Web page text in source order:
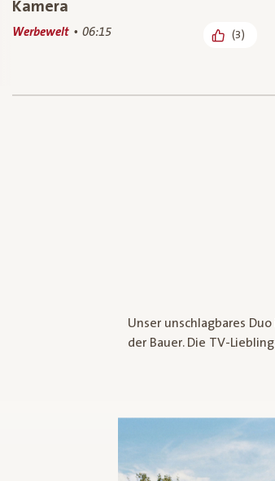
Kamera
Werbewelt 06:15 (3)
Unser unschlagbares
der Bauer. Die TV-
Bio-Landwirtschaft und